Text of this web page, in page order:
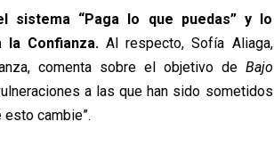
sistema “Paga lo que puedas” y lo
Confianza.Al respecto, Sofía Aliaga,
comenta sobre el objetivo de Bajo
a las que han sido sometidos
cambie”.